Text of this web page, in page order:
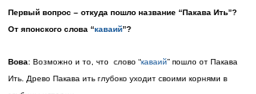
Первый вопрос – откуда пошло название “Пакава Ить”?
От японского слова “каваий”?
Вова: Возможно и то, что слово “каваий” пошло от Пакава
Ить. Древо Пакава ить глубоко уходит своими корнями в